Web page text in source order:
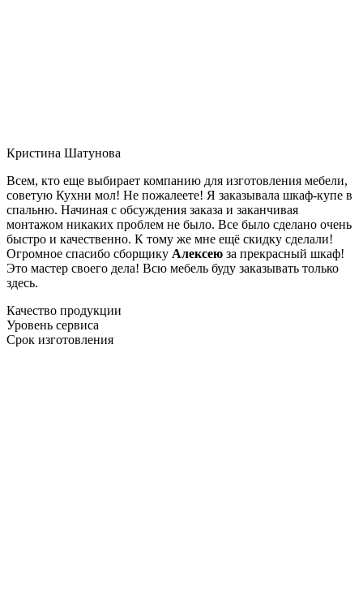
Кристина Шатунова
Всем, кто еще выбирает компанию для изготовления мебели,
советую Кухни мол! Не пожалеете! Я заказывала шкаф-купе в
спальню. Начиная с обсуждения заказа и заканчивая
монтажом никаких проблем не было. Все было сделано очень
быстро и качественно. К тому же мне ещё скидку сделали!
Огромное спасибо сборщику Алексею за прекрасный шкаф!
Это мастер своего дела! Всю мебель буду заказывать только
здесь.
Качество продукции
Уровень сервиса
Срок изготовления